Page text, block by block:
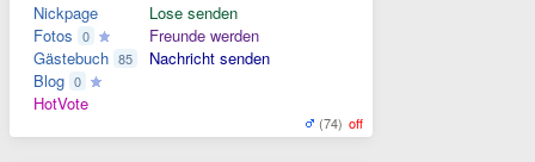
Nickpage
Fotos 0
Gästebuch 85
Blog 0
HotVote
Lose senden
Freunde werden
Nachricht senden
(74) off